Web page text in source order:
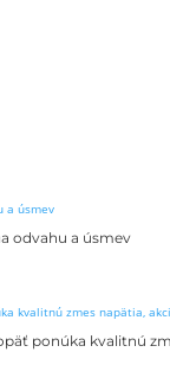
odvahu a úsmev
ponúka kvalitnú